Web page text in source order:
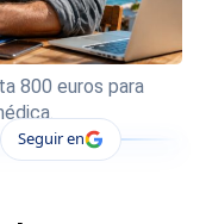
800 euros para
Seguir en